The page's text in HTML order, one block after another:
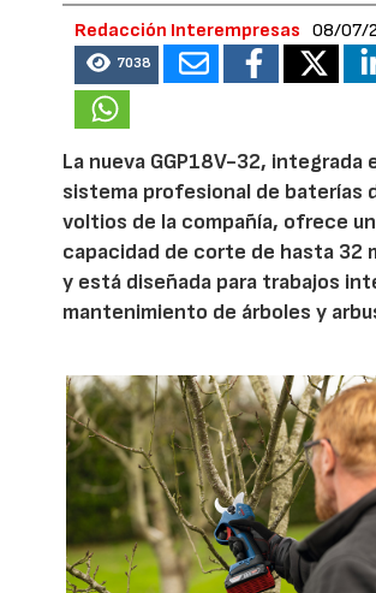
Redacción Interempresas 08/07/
7038
La nueva GGP18V-32, integrada
sistema profesional de baterías
voltios de la compañía, ofrece
capacidad de corte de hasta 32
y está diseñada para trabajos
mantenimiento de árboles y